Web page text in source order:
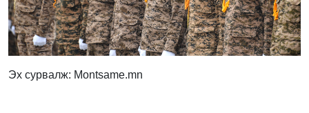
Эх сурвалж: Montsame.mn